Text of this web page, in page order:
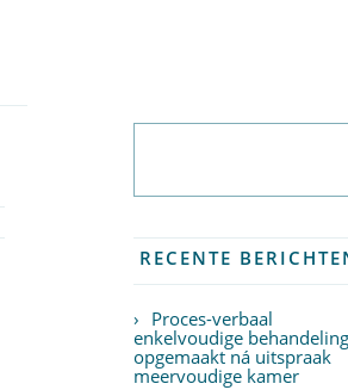
RECENTE
Proces-verbaal
enkelvoudige behandeling
opgemaakt ná uitspraak
meervoudige kamer